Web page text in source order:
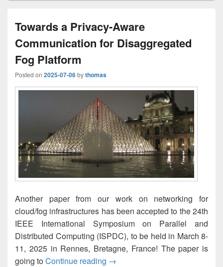
Towards a Privacy-Aware
Communication for Disaggregated
Fog Platform
Posted on 2025-07-06bythomas
Another paper from our work on networking for
cloud/fog infrastructures has been accepted to the 24th
IEEE International Symposium on Parallel and
Distributed Computing (ISPDC), to be held in March 8-
11, 2025 in Rennes, Bretagne, France! The paper is
going toContinue reading Towards a Privacy-Aware
→